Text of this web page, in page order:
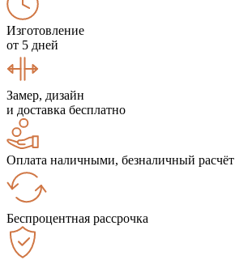
Изготовление
от 5 дней
Замер, дизайн
и доставка бесплатно
Оплата наличными, безналичный расчёт
Беспроцентная рассрочка